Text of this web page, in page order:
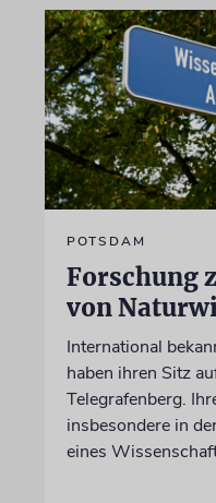
POTSDAM
Forschung
von
International
haben ihren Sitz
Telegrafenberg.
insbesondere in
eines